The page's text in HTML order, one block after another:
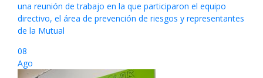
una reunión de trabajo en la que participaron el equipo
directivo, el área de prevención de riesgos y representantes
de la Mutual
08
Ago